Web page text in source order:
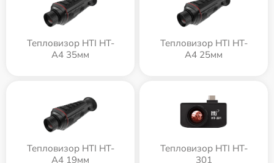
Тепловизор HTI HT-
A4 35мм
Тепловизор HTI HT-
A4 25мм
Тепловизор HTI HT-
A4 19мм
Тепловизор HTI HT-
301